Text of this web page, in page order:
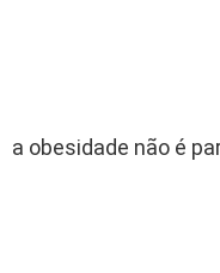
a obesidade não é